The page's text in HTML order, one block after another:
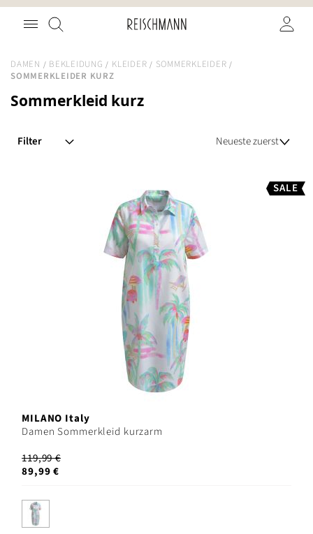
Zum
Inhalt
Suche
DAMEN BEKLEIDUNG KLEIDER
SOMMERKLEIDER
SOMMERKLEIDER KURZ
Sommerkleid kurz
SALE
MILANO Italy
Damen Sommerkleid kurzarm
119,99 €
89,99 €
Filter